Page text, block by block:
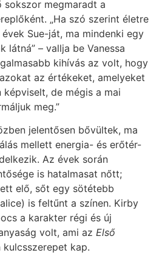
megmaradt a
„Ha szó szerint életre
Sue-ját, ma mindenki egy
látná” – vallja be Vanessa
kihívás az volt, hogy
az értékeket, amelyeket
képviselt, de mégis a mai
meg.”
jelentősen bővültek, ma
mellett energia- és erőtér-
Az évek során
is hatalmasat nőtt;
elő, sőt egy sötétebb
is feltűnt a színen. Kirby
a karakter régi és új
volt, ami az Első
kap.